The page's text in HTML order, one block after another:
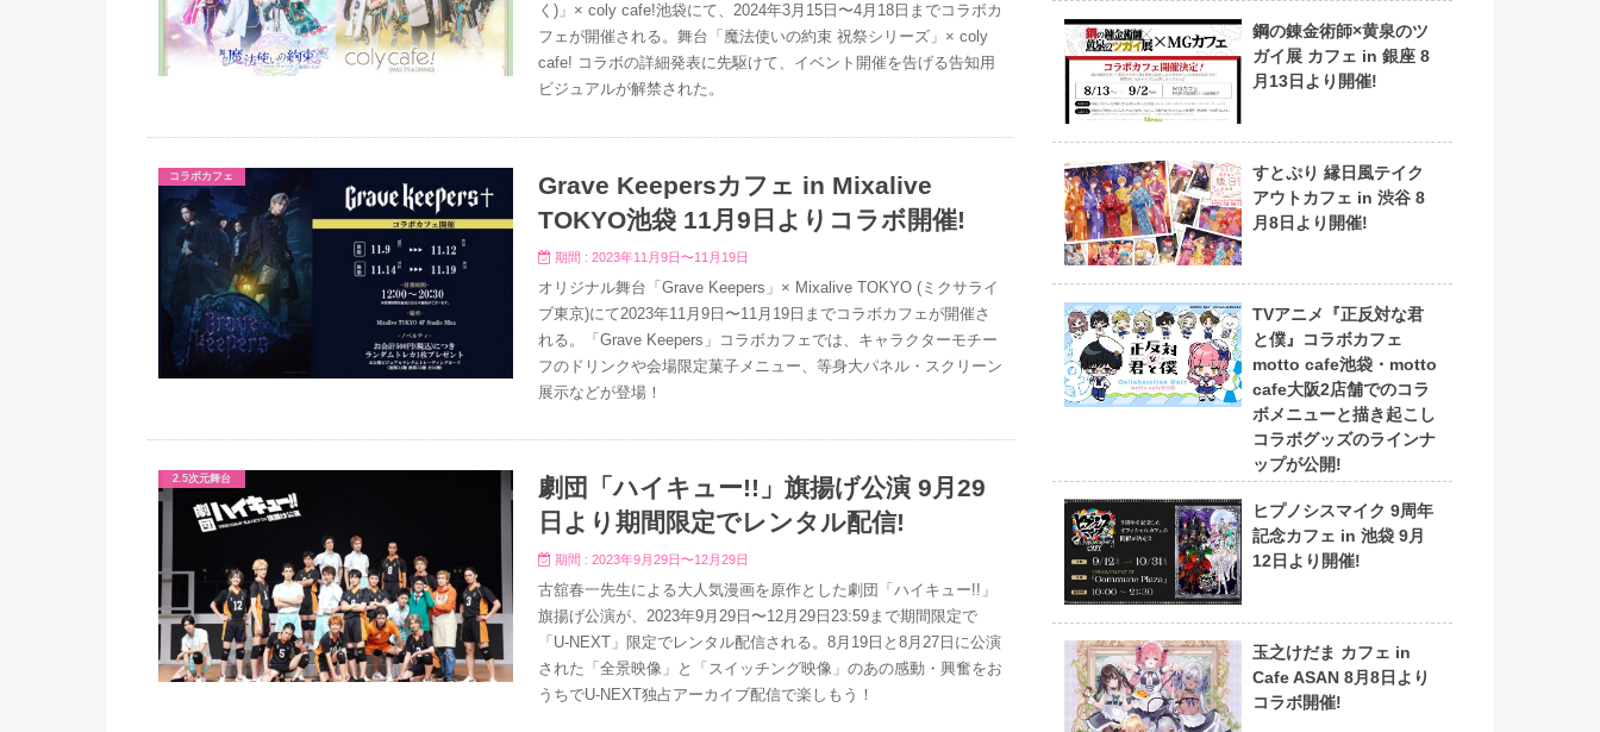
く)」× coly cafe!池袋にて、2024年3月15日〜4月18日までコラボカ
フェが開催される。舞台「魔法使いの約束 祝祭シリーズ」× coly
cafe! コラボの詳細発表に先駆けて、イベント開催を告げる告知用
ビジュアルが解禁された。
コラボカフェ
Grave Keepersカフェ in Mixalive
TOKYO池袋 11月9日よりコラボ開催!
期間 : 2023年11月9日〜11月19日
オリジナル舞台「Grave Keepers」× Mixalive TOKYO (ミクサライ
ブ東京)にて2023年11月9日〜11月19日までコラボカフェが開催さ
れる。「Grave Keepers」コラボカフェでは、キャラクターモチー
フのドリンクや会場限定菓子メニュー、等身大パネル・スクリーン
展示などが登場！
2.5次元舞台
劇団「ハイキュー!!」旗揚げ公演 9月29
日より期間限定でレンタル配信!
期間 : 2023年9月29日〜12月29日
古舘春一先生による大人気漫画を原作とした劇団「ハイキュー!!」
旗揚げ公演が、2023年9月29日〜12月29日23:59まで期間限定で
「U-NEXT」限定でレンタル配信される。8月19日と8月27日に公演
された「全景映像」と「スイッチング映像」のあの感動・興奮をお
うちでU-NEXT独占アーカイブ配信で楽しもう！
鋼の錬金術師×黄泉のツ
ガイ展 カフェ in 銀座 8
月13日より開催!
すとぷり 縁日風テイク
アウトカフェ in 渋谷 8
月8日より開催!
TVアニメ『正反対な君
と僕』コラボカフェ
motto cafe池袋・motto
cafe大阪2店舗でのコラ
ボメニューと描き起こし
コラボグッズのラインナ
ップが公開!
ヒプノシスマイク 9周年
記念カフェ in 池袋 9月
12日より開催!
玉之けだま カフェ in
Cafe ASAN 8月8日より
コラボ開催!